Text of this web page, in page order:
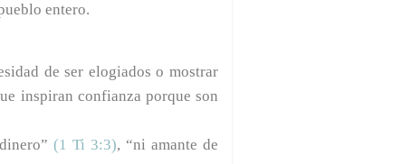
entero.
de ser elogiados o mostrar
inspiran confianza porque son
(1 Ti 3:3), “ni amante de